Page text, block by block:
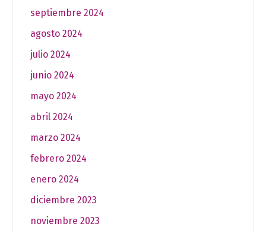
septiembre 2024
agosto 2024
julio 2024
junio 2024
mayo 2024
abril 2024
marzo 2024
febrero 2024
enero 2024
diciembre 2023
noviembre 2023